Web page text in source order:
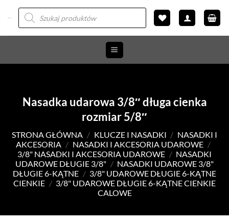
Przewiń
do
zawartości
Wyszukiwarka
produktów
Nasadka udarowa 3/8″ długa cienka
rozmiar 5/8″
STRONA GŁÓWNA / KLUCZE I NASADKI / NASADKI I
AKCESORIA / NASADKI I AKCESORIA UDAROWE /
3/8" NASADKI I AKCESORIA UDAROWE / NASADKI
UDAROWE DŁUGIE 3/8" / NASADKI UDAROWE 3/8"
DŁUGIE 6-KĄTNE / 3/8" UDAROWE DŁUGIE 6-KĄTNE
CIENKIE / 3/8" UDAROWE DŁUGIE 6-KĄTNE CIENKIE
CALOWE